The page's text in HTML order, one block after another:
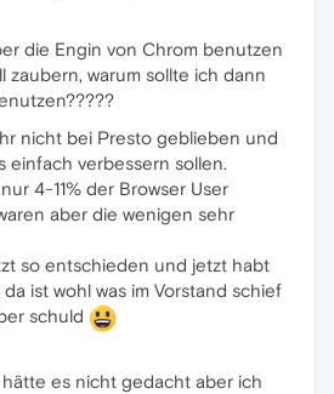
die Engin von Chrom benutzen
zaubern, warum sollte ich dann
nicht bei Presto geblieben und
einfach verbessern sollen.
4-11% der Browser User
aber die wenigen sehr
so entschieden und jetzt habt
da ist wohl was im Vorstand schief
schuld
es nicht gedacht aber ich